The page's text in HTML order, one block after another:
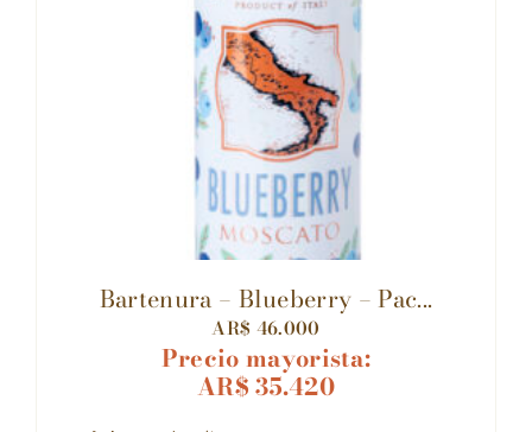
Bartenura – Blueberry – Pac...
AR$ 46.000
Precio mayorista:
AR$35.420